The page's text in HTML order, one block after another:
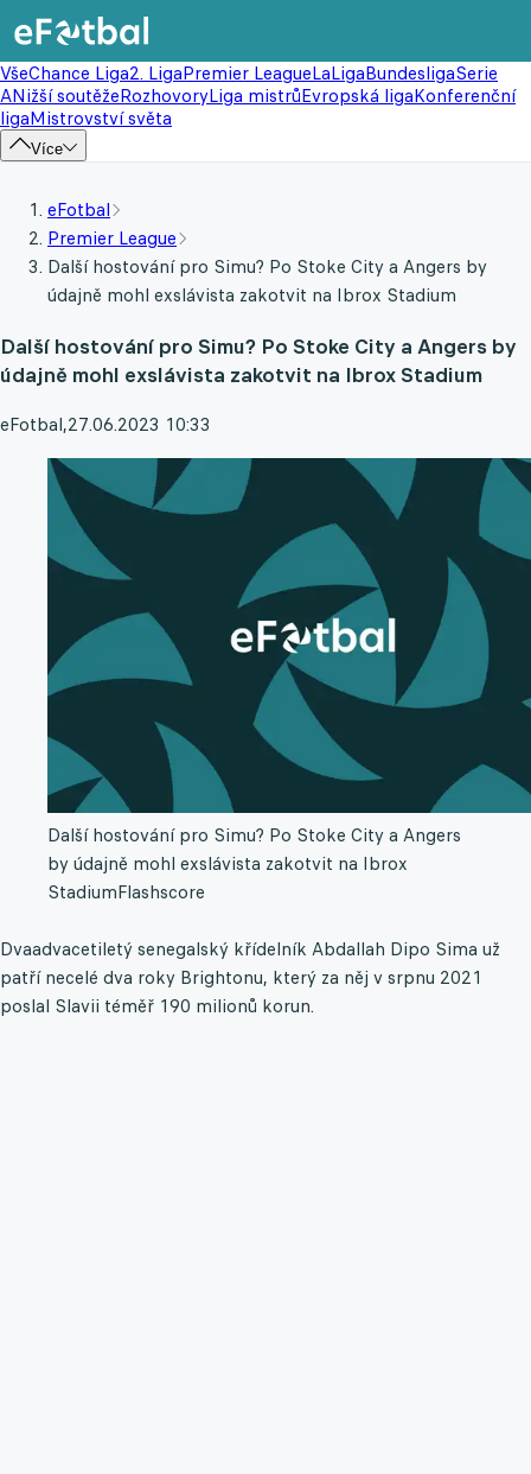
VšeChance Liga2. LigaPremier LeagueLaLigaBundesligaSerie
ANižší soutěžeRozhovoryLiga mistrůEvropská ligaKonferenční
ligaMistrovství světa
Více
eFotbal
Premier League
Další hostování pro Simu? Po Stoke City a Angers by
údajně mohl exslávista zakotvit na Ibrox Stadium
Další hostování pro Simu? Po Stoke City a Angers by
údajně mohl exslávista zakotvit na Ibrox Stadium
eFotbal,27.06.2023 10:33
Další hostování pro Simu? Po Stoke City a Angers
by údajně mohl exslávista zakotvit na Ibrox
StadiumFlashscore
Dvaadvacetiletý senegalský křídelník Abdallah Dipo Sima už
patří necelé dva roky Brightonu, který za něj v srpnu 2021
poslal Slavii téměř 190 milionů korun.